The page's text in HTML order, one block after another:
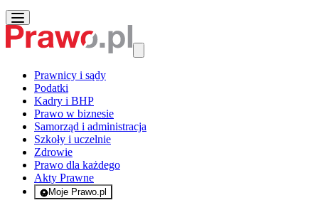
Prawnicy i sądy
Podatki
Kadry i BHP
Prawo w biznesie
Samorząd i administracja
Szkoły i uczelnie
Zdrowie
Prawo dla każdego
Akty Prawne
Moje Prawo.pl
- rejestracja i logowanie do serwisu